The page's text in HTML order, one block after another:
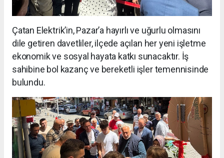
Çatan Elektrik’in, Pazar’a hayırlı ve uğurlu olmasını
dile getiren davetliler, ilçede açılan her yeni işletme
ekonomik ve sosyal hayata katkı sunacaktır. İş
sahibine bol kazanç ve bereketli işler temennisinde
bulundu.